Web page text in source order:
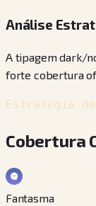
Análise
A tipagem dark/
forte cobertura
Estratégia
Cobertura
Fantasma